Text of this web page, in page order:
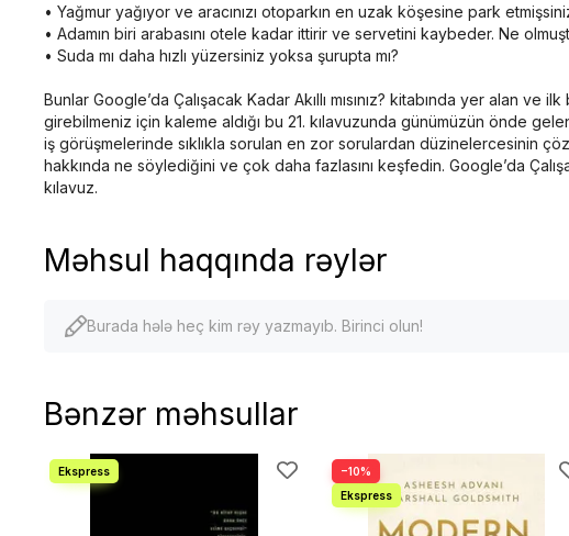
• Yağmur yağıyor ve aracınızı otoparkın en uzak köşesine park
• Adamın biri arabasını otele kadar ittirir ve servetini kaybeder. Ne
• Suda mı daha hızlı yüzersiniz yoksa şurupta mı?
Bunlar Google’da Çalışacak Kadar Akıllı mısınız? kitabında yer alan
girebilmeniz için kaleme aldığı bu 21. kılavuzunda günümüzün önde
iş görüşmelerinde sıklıkla sorulan en zor sorulardan düzinelercesinin
hakkında ne söylediğini ve çok daha fazlasını keşfedin. Google’da
kılavuz.
Məhsul haqqında rəylər
Burada hələ heç kim rəy yazmayıb. Birinci olun!
Bənzər məhsullar
−10%